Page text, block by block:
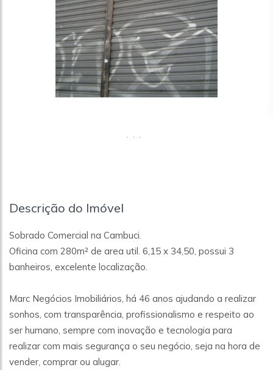
Descrição do Imóvel
Sobrado Comercial na Cambuci.
Oficina com 280m² de area util. 6,15 x 34,50, possui 3
banheiros, excelente localização.
Marc Negócios Imobiliários, há 46 anos ajudando a realizar
sonhos, com transparência, profissionalismo e respeito ao
ser humano, sempre com inovação e tecnologia para
realizar com mais segurança o seu negócio, seja na hora de
vender, comprar ou alugar.